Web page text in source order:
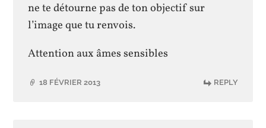
ne te détourne pas de ton objectif sur
l’image que tu renvois.
Attention aux âmes sensibles
18 FÉVRIER 2013 REPLY